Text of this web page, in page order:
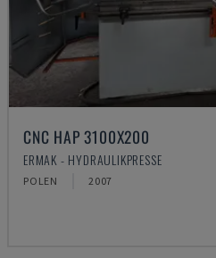
CNC HAP 3100X200
ERMAK - HYDRAULIKPRESSE
POLEN 2007